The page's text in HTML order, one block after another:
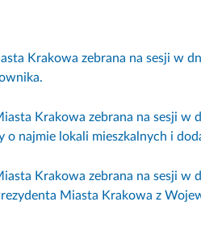
Krakowa zebrana na sesji w
Krakowa zebrana na sesji w
najmie lokali mieszkalnych i
Krakowa zebrana na sesji w
Miasta Krakowa z